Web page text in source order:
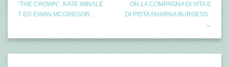
“THE CROWN”, KATE WINSLE
T ED EWAN MCGREGOR..
ON LA COMPAGNA DI VITA E
DI PISTA SHARNA BURGESS..
→